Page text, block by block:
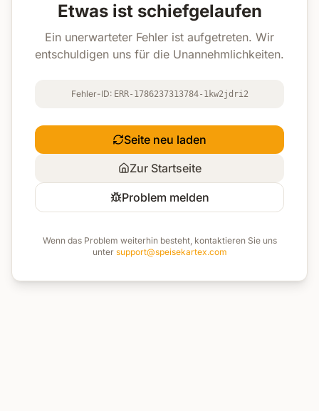
Etwas ist schiefgelaufen
Ein unerwarteter Fehler ist aufgetreten. Wir
entschuldigen uns für die Unannehmlichkeiten.
Fehler-ID: ERR-1786237313784-1kw2jdri2
Seite neu laden
Zur Startseite
Problem melden
Wenn das Problem weiterhin besteht, kontaktieren Sie uns
unter support@speisekartex.com